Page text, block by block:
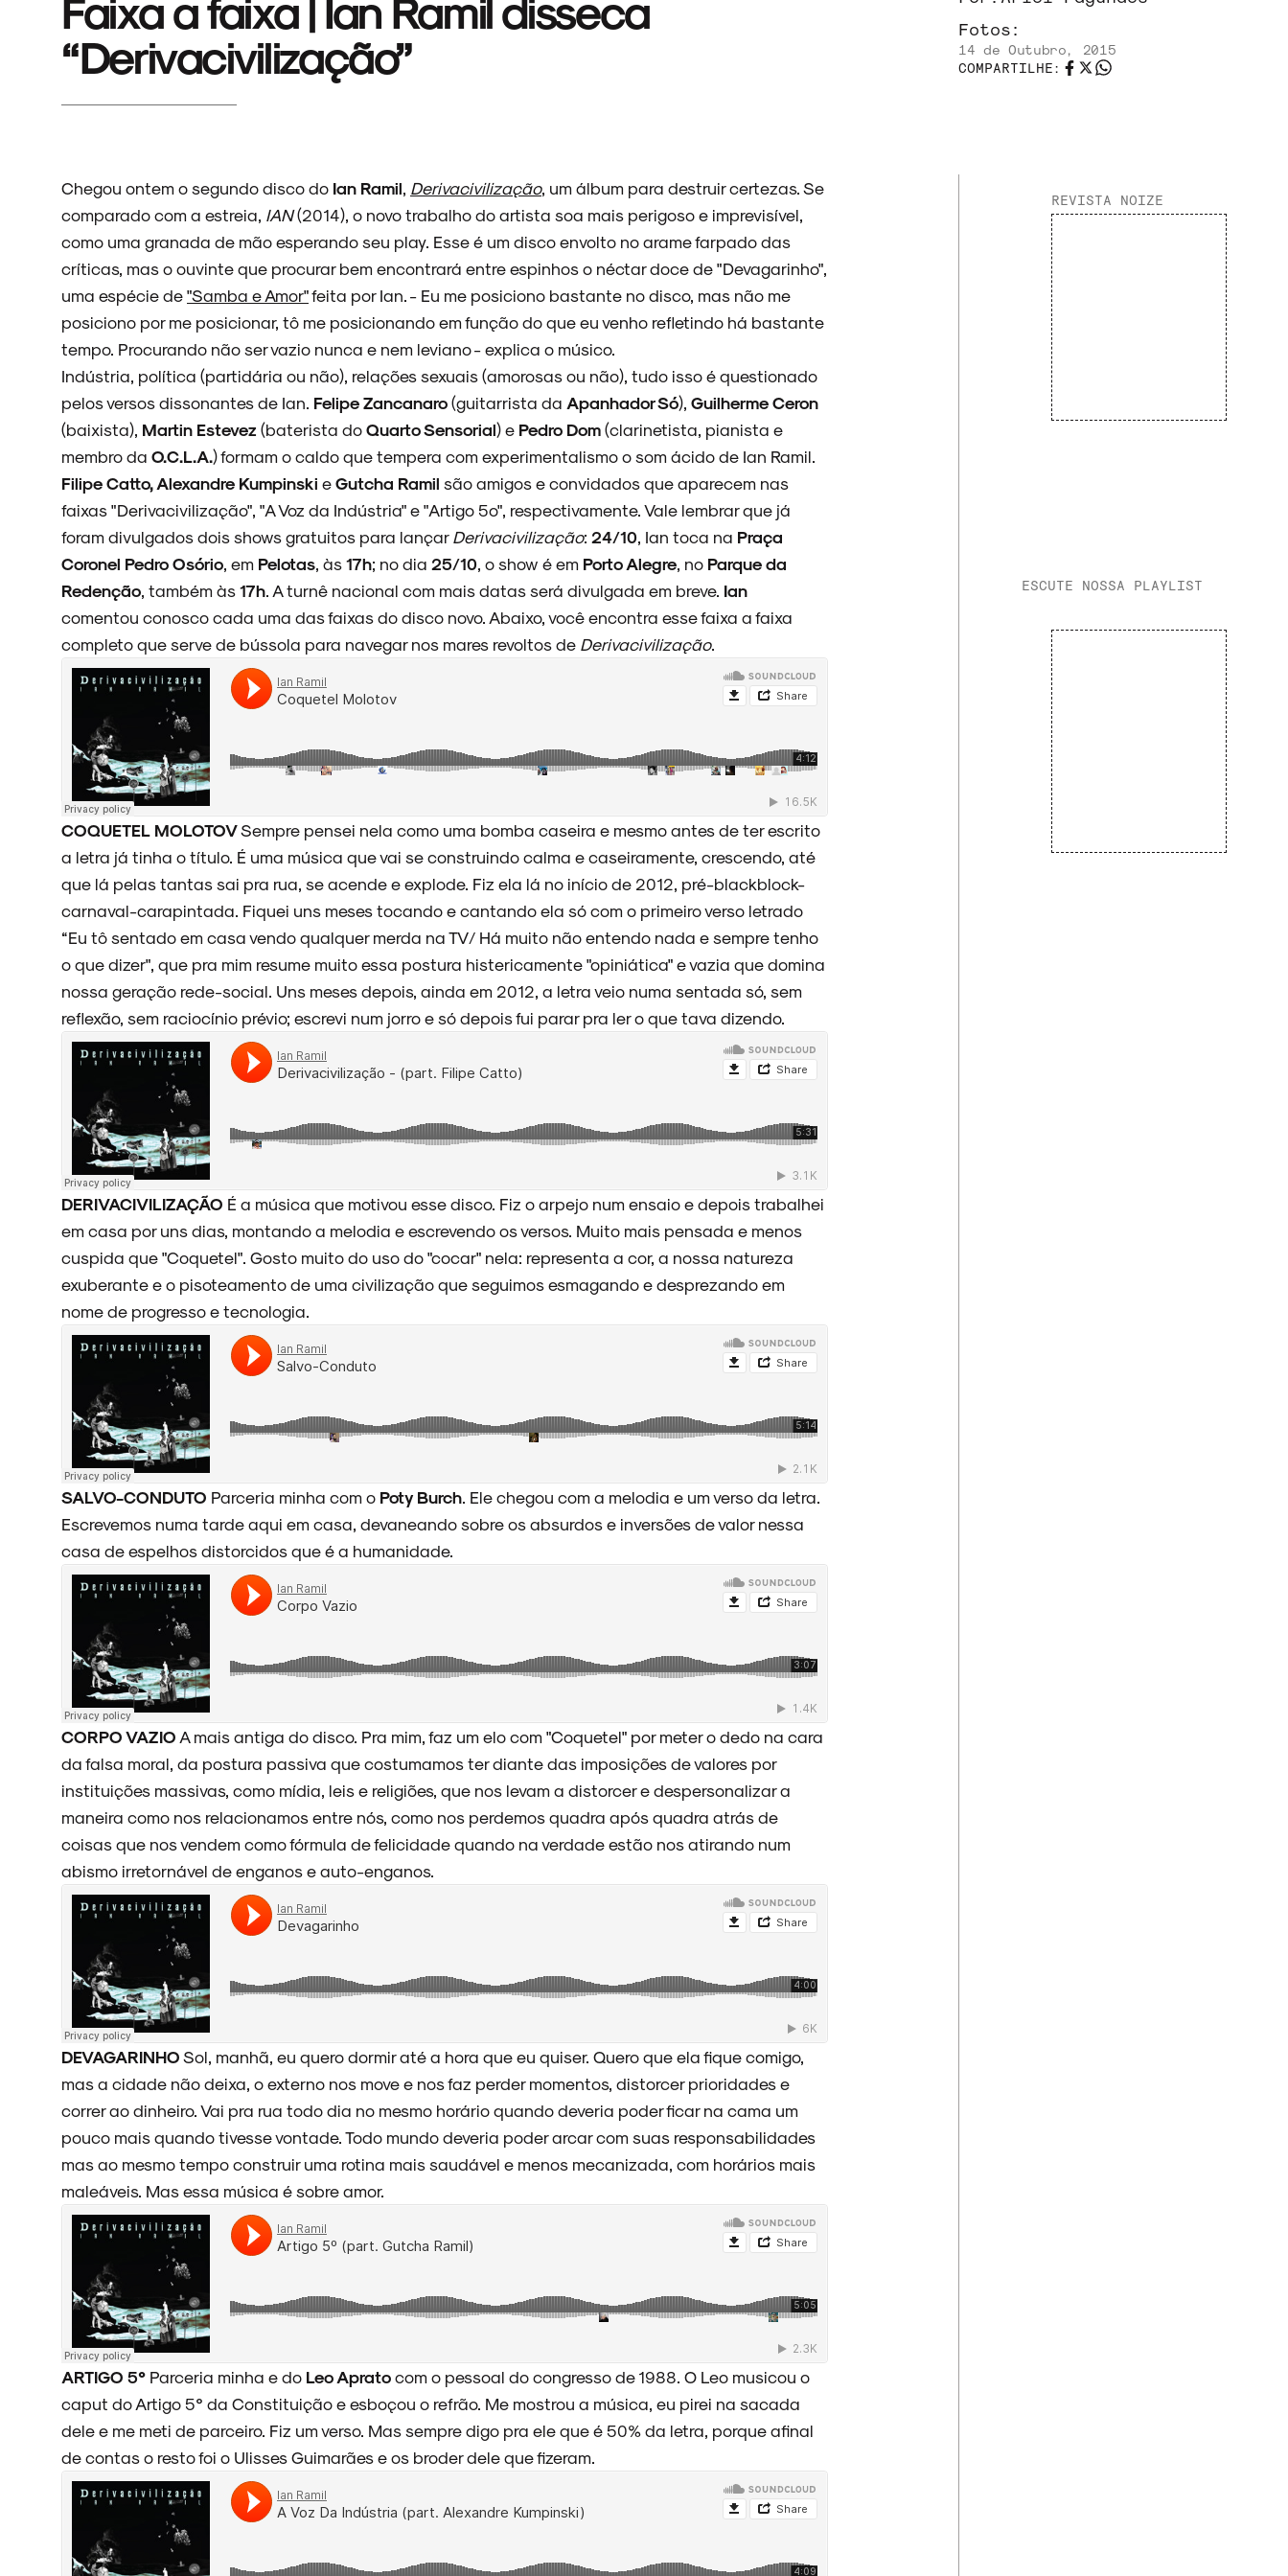
ARQUIVO
ENTREVISTAS
ESPECIAIS
FAIXA A FAIXA
NOVIDADES
NOIZE RECORD CLUB
“Derivacivilização”
Fotos:
14 de Outubro, 2015
COMPARTILHE:
Chegou ontem o segundo disco do Ian Ramil Derivacivilização, um álbum para destruir certezas. Se
comparado com a estreia, IAN(2014), o novo trabalho do artista soa mais perigoso e imprevisível,
como uma granada de mão esperando seu play. Esse é um disco envolto no arame farpado das
críticas, mas o ouvinte que procurar bem encontrará entre espinhos o néctar doce de "Devagarinho",
uma espécie de"Samba e Amor"feita por Ian. - Eu me posiciono bastante no disco, mas não me
posiciono por me posicionar, tô me posicionando em função do que eu venho refletindo há bastante
tempo. Procurando não ser vazio nunca e nem leviano - explica o músico.
Indústria, política (partidária ou não), relações sexuais (amorosas ou não), tudo isso é questionado
pelos versos dissonantes de Ian. Felipe Zancanaro(guitarrista da Apanhador Só), Guilherme Ceron
(baixista), Martin Estevez (baterista doQuarto Sensorial) e Pedro Dom(clarinetista, pianista e
membro da O.C.L.A.) formam o caldo que tempera com experimentalismo o som ácido de Ian Ramil.
Filipe Catto, Alexandre Kumpinski eGutcha Ramil são amigos e convidados que aparecem nas
faixas "Derivacivilização", "A Voz da Indústria" e "Artigo 5º", respectivamente. Vale lembrar que já
foram divulgados dois shows gratuitos para lançarDerivacivilização: 24/10 , Ian toca na Praça
Coronel Pedro Osório , em Pelotas , às17h; no dia 25/10 , o show é em Porto Alegre , no Parque da
Redenção , também às17h . A turnê nacional com mais datas será divulgada em breve. Ian
comentou conosco cada uma das faixas do disco novo. Abaixo, você encontra esse faixa a faixa
completo que serve de bússola para navegar nos mares revoltos de Derivacivilização.
COQUETEL MOLOTOVSempre pensei nela como uma bomba caseira e mesmo antes de ter escrito
a letra já tinha o título. É uma música que vai se construindo calma e caseiramente, crescendo, até
que lá pelas tantas sai pra rua, se acende e explode. Fiz ela lá no início de 2012, pré-blackblock-
carnaval-carapintada. Fiquei uns meses tocando e cantando ela só com o primeiro verso letrado
“Eu tô sentado em casa vendo qualquer merda na TV/ Há muito não entendo nada e sempre tenho
o que dizer", que pra mim resume muito essa postura histericamente "opiniática" e vazia que domina
nossa geração rede-social. Uns meses depois, ainda em 2012, a letra veio numa sentada só, sem
reflexão, sem raciocínio prévio; escrevi num jorro e só depois fui parar pra ler o que tava dizendo.
DERIVACIVILIZAÇÃO É a música que motivou esse disco. Fiz o arpejo num ensaio e depois trabalhei
em casa por uns dias, montando a melodia e escrevendo os versos. Muito mais pensada e menos
cuspida que "Coquetel". Gosto muito do uso do "cocar" nela: representa a cor, a nossa natureza
exuberante e o pisoteamento de uma civilização que seguimos esmagando e desprezando em
nome de progresso e tecnologia.
SALVO-CONDUTO Parceria minha com o Poty Burch . Ele chegou com a melodia e um verso da letra.
Escrevemos numa tarde aqui em casa, devaneando sobre os absurdos e inversões de valor nessa
casa de espelhos distorcidos que é a humanidade.
CORPO VAZIO A mais antiga do disco. Pra mim, faz um elo com "Coquetel" por meter o dedo na cara
da falsa moral, da postura passiva que costumamos ter diante das imposições de valores por
instituições massivas, como mídia, leis e religiões, que nos levam a distorcer e despersonalizar a
maneira como nos relacionamos entre nós, como nos perdemos quadra após quadra atrás de
coisas que nos vendem como fórmula de felicidade quando na verdade estão nos atirando num
abismo irretornável de enganos e auto-enganos.
DEVAGARINHOSol, manhã, eu quero dormir até a hora que eu quiser. Quero que ela fique comigo,
mas a cidade não deixa, o externo nos move e nos faz perder momentos, distorcer prioridades e
correr ao dinheiro. Vai pra rua todo dia no mesmo horário quando deveria poder ficar na cama um
pouco mais quando tivesse vontade. Todo mundo deveria poder arcar com suas responsabilidades
mas ao mesmo tempo construir uma rotina mais saudável e menos mecanizada, com horários mais
maleáveis. Mas essa música é sobre amor.
ARTIGO 5° Parceria minha e do Leo Apratocom o pessoal do congresso de 1988. O Leo musicou o
caput do Artigo 5° da Constituição e esboçou o refrão. Me mostrou a música, eu pirei na sacada
dele e me meti de parceiro. Fiz um verso. Mas sempre digo pra ele que é 50% da letra, porque afinal
de contas o resto foi o Ulisses Guimarães e os broder dele que fizeram.
REVISTA NOIZE
ESCUTE NOSSA PLAYLIST